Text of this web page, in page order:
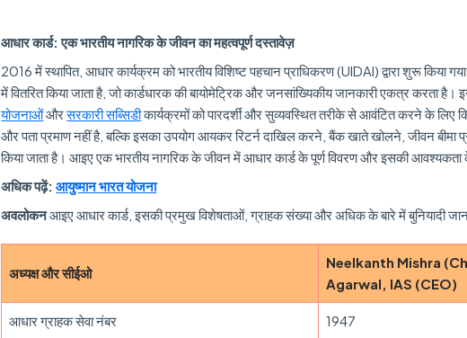
आधार कार्ड: एक भारतीय नागरिक के जीवन का महत्वपूर्ण दस्तावेज़
2016 में स्थापित, आधार कार्यक्रम को भारतीय विशिष्ट पहचान प्राधिकरण (UIDAI) द्वारा शुरू किया
में वितरित किया जाता है, जो कार्डधारक की बायोमेट्रिक और जनसांख्यिकीय जानकारी एकत्र करता
योजनाओंऔरसरकारी सब्सिडीकार्यक्रमों को पारदर्शी और सुव्यवस्थित तरीके से आवंटित करने के लिए
और पता प्रमाण नहीं है, बल्कि इसका उपयोग आयकर रिटर्न दाखिल करने, बैंक खाते खोलने, जीवन
किया जाता है। आइए एक भारतीय नागरिक के जीवन में आधार कार्ड के पूर्ण विवरण और इसकी आवश्यकता
अधिक पढ़ें:आयुष्मान भारत योजना
अवलोकनआइए आधार कार्ड, इसकी प्रमुख विशेषताओं, ग्राहक संख्या और अधिक के बारे में बुनियादी
अध्यक्ष और सीईओ
Neelkanth Mishra
Agarwal, IAS (CEO)
आधार ग्राहक सेवा नंबर 1947